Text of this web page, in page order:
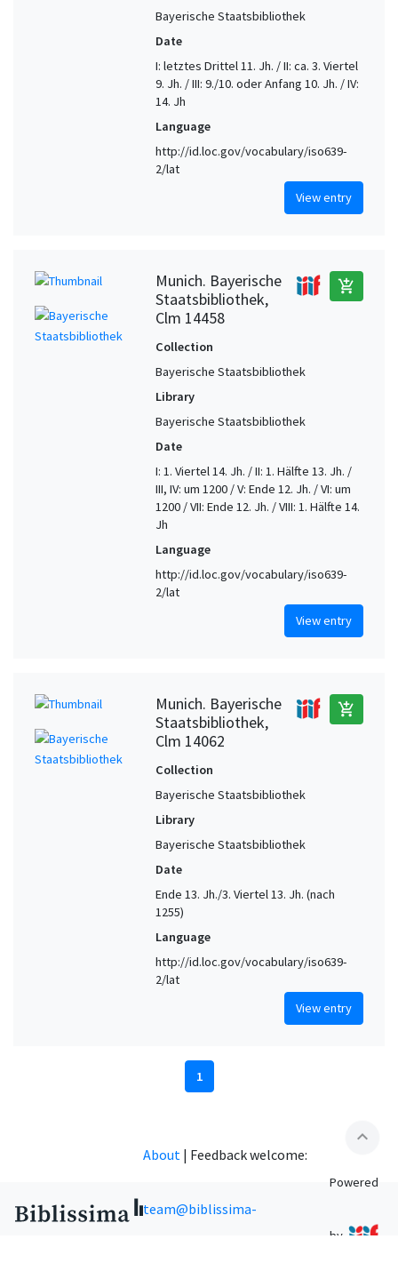
Bayerische Staatsbibliothek
Date
I: letztes Drittel 11. Jh. / II: ca. 3. Viertel
9. Jh. / III: 9./10. oder Anfang 10. Jh. / IV:
14. Jh
Language
http://id.loc.gov/vocabulary/iso639-
2/lat
View entry
Munich. Bayerische
Staatsbibliothek,
Clm 14458
add_shopping_cart
Collection
Bayerische Staatsbibliothek
Library
Bayerische Staatsbibliothek
Date
I: 1. Viertel 14. Jh. / II: 1. Hälfte 13. Jh. /
III, IV: um 1200 / V: Ende 12. Jh. / VI: um
1200 / VII: Ende 12. Jh. / VIII: 1. Hälfte 14.
Jh
Language
http://id.loc.gov/vocabulary/iso639-
2/lat
View entry
Munich. Bayerische
Staatsbibliothek,
Clm 14062
add_shopping_cart
Collection
Bayerische Staatsbibliothek
Library
Bayerische Staatsbibliothek
Date
Ende 13. Jh./3. Viertel 13. Jh. (nach
1255)
Language
http://id.loc.gov/vocabulary/iso639-
2/lat
View entry
1
expand_less
About | Feedback welcome:
team@biblissima-
Powered
by